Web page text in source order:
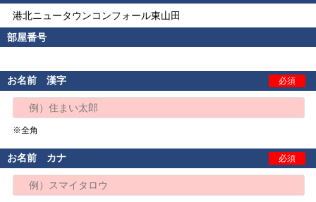
港北ニュータウンコンフォール東山田
部屋番号
お名前 漢字 必須
※全角
お名前 カナ 必須